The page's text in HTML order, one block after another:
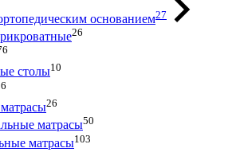
основанием27
26
столы10
26
матрасы50
матрасы103